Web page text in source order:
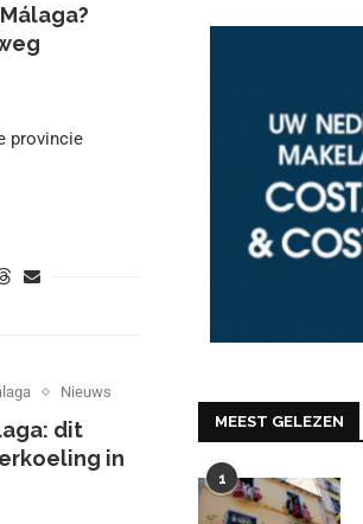
provincie
Nieuws
dit
in
MEEST GELEZEN
1